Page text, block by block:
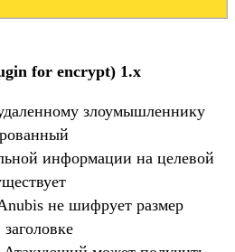
for encrypt) 1.x
злоумышленнику
информации на целевой
не шифрует размер